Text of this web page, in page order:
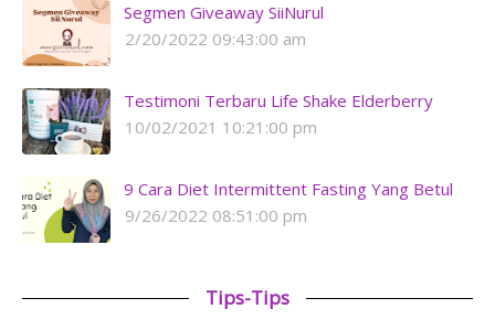
Segmen Giveaway SiiNurul
2/20/2022 09:43:00 am
Testimoni Terbaru Life Shake Elderberry
10/02/2021 10:21:00 pm
9 Cara Diet Intermittent Fasting Yang Betul
9/26/2022 08:51:00 pm
Tips-Tips